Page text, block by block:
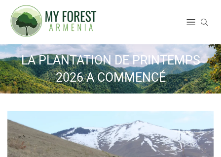
LA PLANTATION DE PRINTEMPS
2026 A COMMENCÉ